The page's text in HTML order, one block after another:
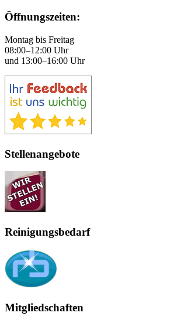
Öffnungszeiten:
Montag bis Freitag
08:00–12:00 Uhr
und 13:00–16:00 Uhr
Stellenangebote
Reinigungsbedarf
Mitgliedschaften